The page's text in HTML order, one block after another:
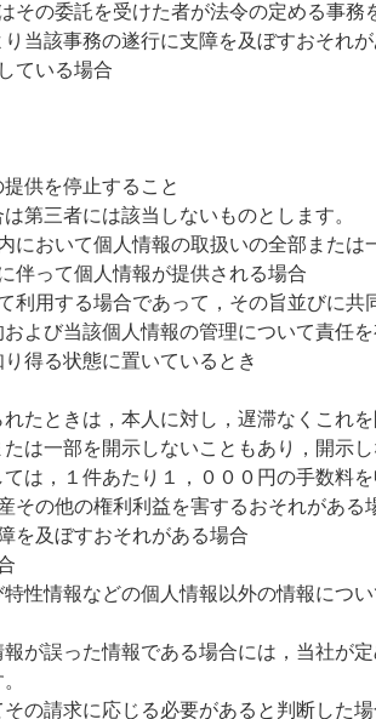
その委託を受けた者が法令の定める事
当該事務の遂行に支障を及ぼすおそれが
ている場合
供を停止すること
第三者には該当しないものとします。
において個人情報の取扱いの全部または
伴って個人情報が提供される場合
利用する場合であって，その旨並びに
よび当該個人情報の管理について責任
得る状態に置いているとき
たときは，本人に対し，遅滞なくこれ
は一部を開示しないこともあり，開示
は，１件あたり１，０００円の手数料を
その他の権利利益を害するおそれがある
を及ぼすおそれがある場合
性情報などの個人情報以外の情報につ
が誤った情報である場合には，当社が
の請求に応じる必要があると判断した